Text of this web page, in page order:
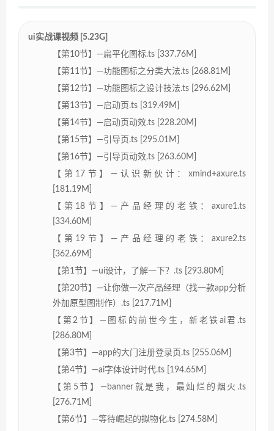
ui实战课视频 [5.23G]
【第10节】—扁平化图标.ts [337.76M]
【第11节】—功能图标之分类大法.ts [268.81M]
【第12节】—功能图标之设计技法.ts [296.62M]
【第13节】—启动页.ts [319.49M]
【第14节】—启动页动效.ts [228.20M]
【第15节】—引导页.ts [295.01M]
【第16节】—引导页动效.ts [263.60M]
【第17节】—认识新伙计：xmind+axure.ts
[181.19M]
【第18节】—产品经理的老铁：axure1.ts
[334.60M]
【第19节】—产品经理的老铁：axure2.ts
[362.69M]
【第1节】—ui设计，了解一下？.ts [293.80M]
【第20节】—让你做一次产品经理（找一款app分析
外加原型图制作）.ts [217.71M]
【第2节】—图标的前世今生，新老铁ai君.ts
[286.80M]
【第3节】—app的大门注册登录页.ts [255.06M]
【第4节】—ai字体设计时代.ts [194.65M]
【第5节】—banner就是我，最灿烂的烟火.ts
[276.71M]
【第6节】—等待崛起的拟物化.ts [274.58M]